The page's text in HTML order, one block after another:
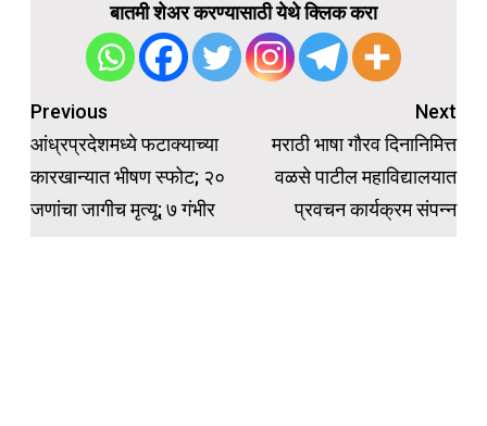
बातमी शेअर करण्यासाठी येथे क्लिक करा
Post
navigation
Previous
आंध्रप्रदेशमध्ये फटाक्याच्या
कारखान्यात भीषण स्फोट; २०
जणांचा जागीच मृत्यू; ७ गंभीर
Next
मराठी भाषा गौरव दिनानिमित्त
वळसे पाटील महाविद्यालयात
प्रवचन कार्यक्रम संपन्न